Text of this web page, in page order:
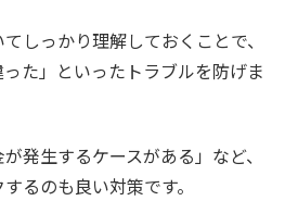
しっかり理解しておくことで、
った」といったトラブルを防げま
発生するケースがある」など、
るのも良い対策です。